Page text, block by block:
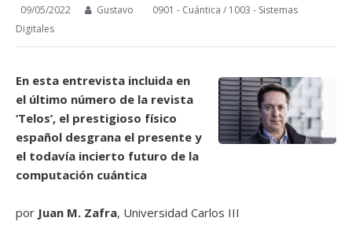
09/05/2022 Gustavo 0901 - Cuántica / 1003 - Sistemas
Digitales
En esta entrevista incluida en
el último número de la revista
‘Telos’, el prestigioso físico
español desgrana el presente y
el todavía incierto futuro de la
computación cuántica
por Juan M. Zafra, Universidad Carlos III